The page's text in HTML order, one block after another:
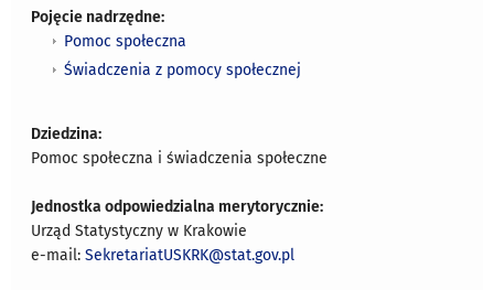
Pojęcie nadrzędne:
Pomoc społeczna
Świadczenia z pomocy społecznej
Dziedzina:
Pomoc społeczna i świadczenia społeczne
Jednostka odpowiedzialna merytorycznie:
Urząd Statystyczny w Krakowie
e-mail:SekretariatUSKRK@stat.gov.pl